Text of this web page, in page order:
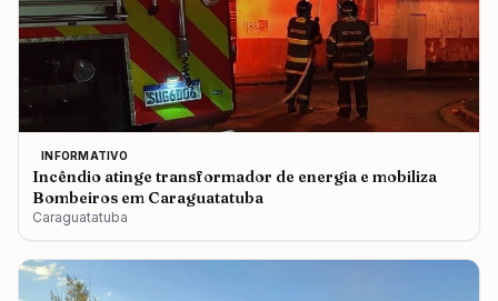
INFORMATIVO
Incêndio atinge transformador de energia e mobiliza
Bombeiros em Caraguatatuba
Caraguatatuba